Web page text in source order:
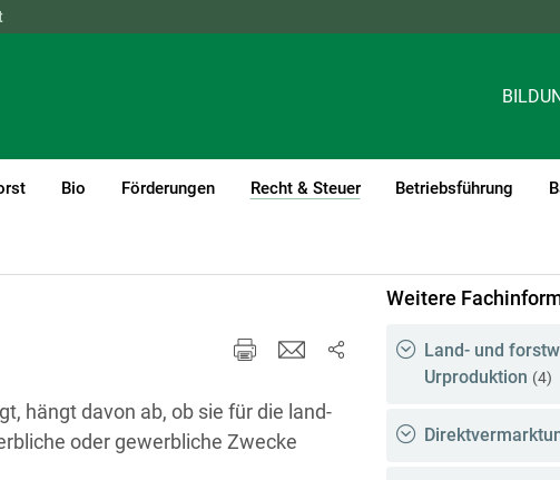
Bio Förderungen Recht & Steuer
(current)1
Betriebsführung
hängt davon ab, ob sie für die land-
oder gewerbliche Zwecke
Weitere
Land- und
Urproduktion (4)